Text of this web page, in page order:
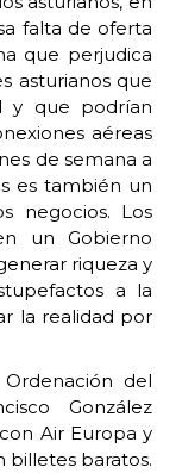
falta de oferta
que perjudica
asturianos que
y que podrían
aéreas
de semana a
es también un
negocios. Los
un Gobierno
riqueza y
a la
la realidad por
del
González
Air Europa y
billetes baratos.